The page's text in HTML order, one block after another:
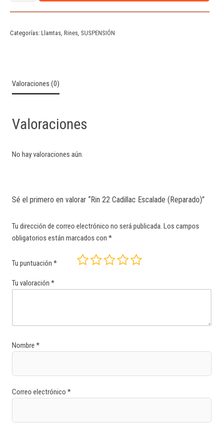
Categorías: Llamtas, Rines, SUSPENSIÓN
Valoraciones (0)
Valoraciones
No hay valoraciones aún.
Sé el primero en valorar “Rin 22 Cadillac Escalade (Reparado)”
Tu dirección de correo electrónico no será publicada. Los campos
obligatorios están marcados con *
Tu puntuación *
Tu valoración *
Nombre *
Correo electrónico *